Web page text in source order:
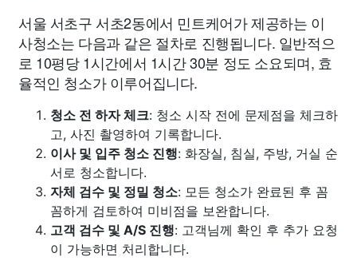
서울 서초구 서초2동에서 민트케어가 제공하는 이
사청소는 다음과 같은 절차로 진행됩니다. 일반적으
로 10평당 1시간에서 1시간 30분 정도 소요되며, 효
율적인 청소가 이루어집니다.
청소 전 하자 체크: 청소 시작 전에 문제점을 체크하
고, 사진 촬영하여 기록합니다.
이사 및 입주 청소 진행: 화장실, 침실, 주방, 거실 순
서로 청소합니다.
자체 검수 및 정밀 청소: 모든 청소가 완료된 후 꼼
꼼하게 검토하여 미비점을 보완합니다.
고객 검수 및 A/S 진행: 고객님께 확인 후 추가 요청
이 가능하면 처리합니다.